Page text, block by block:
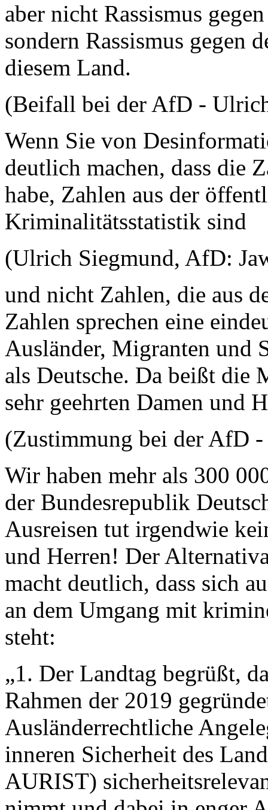
aber nicht Rassismus
sondern Rassismus gegen
diesem Land.
(Beifall bei der AfD -
Wenn Sie von
deutlich machen, dass die
habe, Zahlen aus der
Kriminalitätsstatistik sind
(Ulrich Siegmund, AfD:
und nicht Zahlen, die aus
Zahlen sprechen eine
Ausländer, Migranten und
als Deutsche. Da beißt die
sehr geehrten Damen und
(Zustimmung bei der AfD
Wir haben mehr als 300
der Bundesrepublik
Ausreisen tut irgendwie
und Herren! Der
macht deutlich, dass sich
an dem Umgang mit
steht:
„1. Der Landtag begrüßt,
Rahmen der 2019
Ausländerrechtliche
inneren Sicherheit des
AURIST)